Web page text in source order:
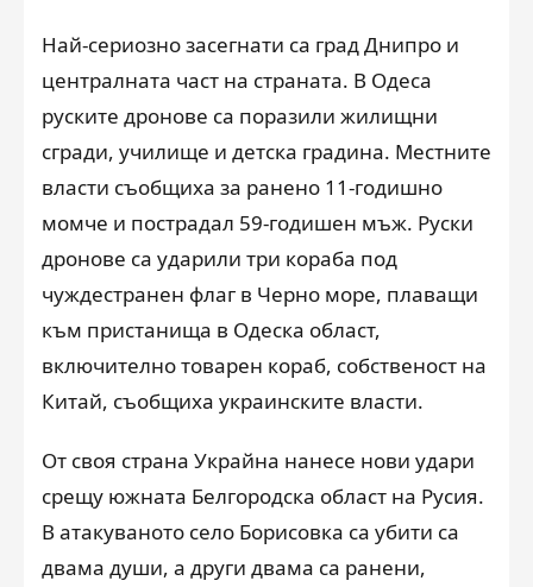
Най-сериозно засегнати са град Днипро и
централната част на страната. В Одеса
руските дронове са поразили жилищни
сгради, училище и детска градина. Местните
власти съобщиха за ранено 11-годишно
момче и пострадал 59-годишен мъж. Руски
дронове са ударили три кораба под
чуждестранен флаг в Черно море, плаващи
към пристанища в Одеска област,
включително товарен кораб, собственост на
Китай, съобщиха украинските власти.
От своя страна Украйна нанесе нови удари
срещу южната Белгородска област на Русия.
В атакуваното село Борисовка са убити са
двама души, а други двама са ранени,